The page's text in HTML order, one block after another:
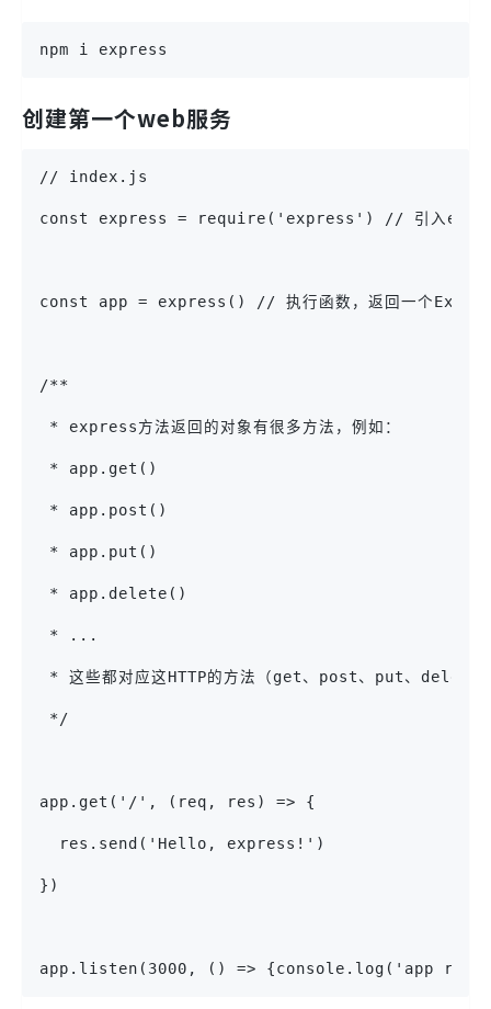
npm i express
创建第一个web服务
// index.js
const express = require('express') // 引入
const app = express() // 执行函数，返回一个
/**
* express方法返回的对象有很多方法，例如：
* app.get()
* app.post()
* app.put()
* app.delete()
* ...
* 这些都对应这HTTP的方法（get、post、put、
*/
app.get('/', (req, res) => {
  res.send('Hello, express!')
})
app.listen(3000, () => {console.log('app